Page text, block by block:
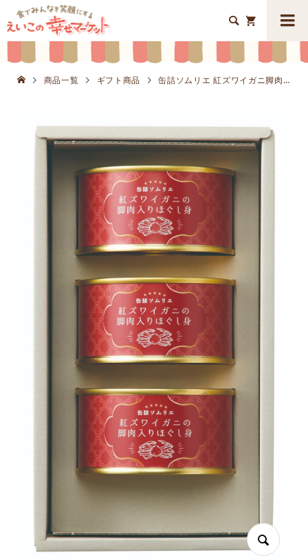


商品一覧 ギフト商品 缶詰ソムリエ 紅ズワイガニ脚肉入りほぐし身缶詰セットK8657-308